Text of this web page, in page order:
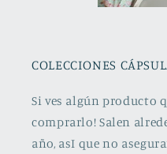
COLECCIONES
Si ves algún producto
comprarlo! Salen
año, asI que no